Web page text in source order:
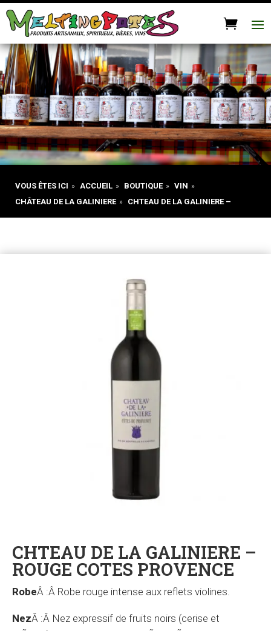
VOUS ÊTES ICI » ACCUEIL » BOUTIQUE » VIN »
CHÂTEAU DE LA GALINIERE » CHTEAU DE LA GALINIERE –
CHTEAU DE LA GALINIERE –
ROUGE COTES PROVENCE
RobeÂ :Â Robe rouge intense aux reflets violines.
NezÂ :Â Nez expressif de fruits noirs (cerise et